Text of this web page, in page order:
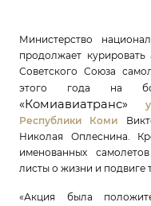
Министерство
продолжает
Советского Союза
этого года на
«Комиавиатранс»
Республики Коми
Николая Оплеснина.
именованных
листы о жизни и подвиге
«Акция была